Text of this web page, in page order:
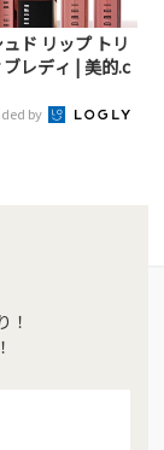
ド リップ トリ
レディ | 美的.c
by
！